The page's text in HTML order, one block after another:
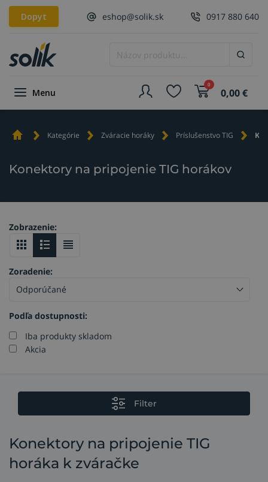
Dopyt eshop@solik.sk 0917 880 640
Menu
0
0,00€
Kategórie Zváracie horáky Príslušenstvo TIG
Konektory na pripojenie TIG horákov
Podľa dostupnosti:
Iba produkty skladom
Akcia
Zoradenie:
Zobrazenie:
Filter
Konektory na pripojenie TIG
horáka k zváračke